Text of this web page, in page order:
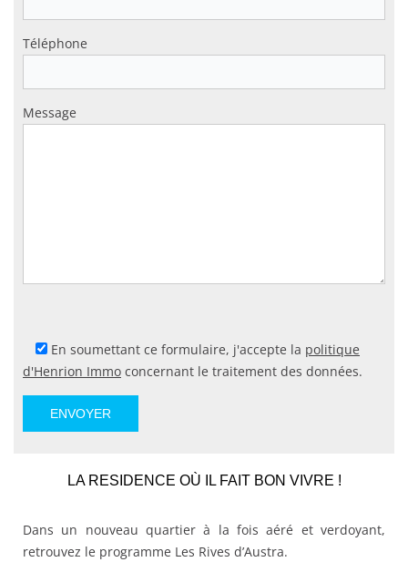
Téléphone
Message
En soumettant ce formulaire, j'accepte la politique
d'Henrion Immo concernant le traitement des données.
LA RESIDENCE OÙ IL FAIT BON VIVRE !
Dans un nouveau quartier à la fois aéré et verdoyant,
retrouvez le programme Les Rives d’Austra.